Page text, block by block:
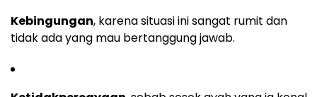
Kebingungan, karena situasi ini sangat rumit dan
tidak ada yang mau bertanggung jawab.